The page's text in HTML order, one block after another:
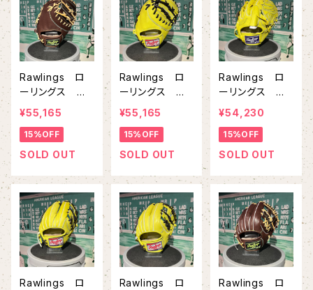
Rawlings ロ
ーリングス 硬
式 ファースト
ミット HOH
PREMIUM GH
5HPK05 エス
ル
¥55,165
15%OFF
SOLD OUT
Rawlings ロ
ーリングス 硬
式 ファースト
ミット HOH
PREMIUM GH
5HPK05 ジャ
ラウン
¥55,165
15%OFF
SOLD OUT
Rawlings ロ
ーリングス 硬
式グラブ 投手
用 HOH PRE
MIUM GH5HP
A15W ジャズ
ロー
¥54,230
15%OFF
SOLD OUT
Rawlings ロ
Rawlings ロ
Rawlings ロ